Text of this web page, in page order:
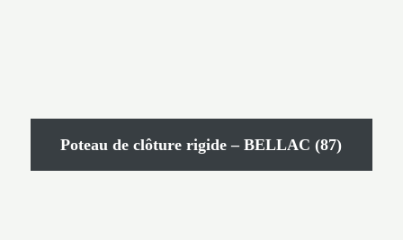
Poteau de clôture rigide – BELLAC (87)